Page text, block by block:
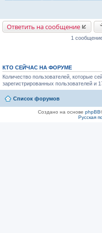
н
и
е
Ответить на сообщение
1
КТО СЕЙЧАС НА ФОРУМЕ
Количество пользователей, которые
зарегистрированных пользователей и
Список форумов
Создано на основе phpBB
Русская